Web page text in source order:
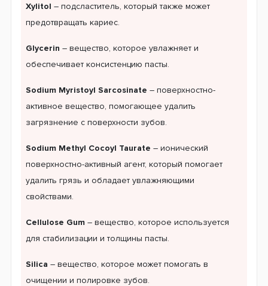
Xylitol – подсластитель, который также может
предотвращать кариес.
Glycerin – вещество, которое увлажняет и
обеспечивает консистенцию пасты.
Sodium Myristoyl Sarcosinate – поверхностно-
активное вещество, помогающее удалить
загрязнение с поверхности зубов.
Sodium Methyl Cocoyl Taurate – ионический
поверхностно-активный агент, который помогает
удалить грязь и обладает увлажняющими
свойствами.
Cellulose Gum – вещество, которое используется
для стабилизации и толщины пасты.
Silica – вещество, которое может помогать в
очищении и полировке зубов.